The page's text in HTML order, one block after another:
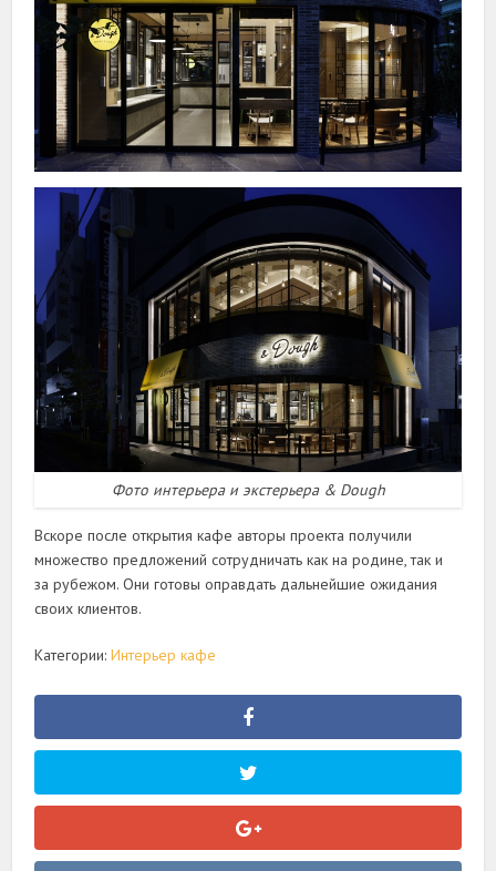
Фото интерьера и экстерьера & Dough
Вскоре после открытия кафе авторы проекта получили
множество предложений сотрудничать как на родине, так и
за рубежом. Они готовы оправдать дальнейшие ожидания
своих клиентов.
Категории:Интерьер кафе